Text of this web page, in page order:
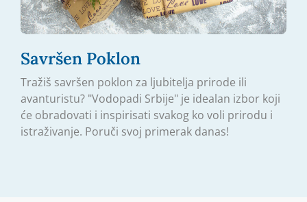
Savršen Poklon
Tražiš savršen poklon za ljubitelja prirode ili
avanturistu? "Vodopadi Srbije" je idealan izbor koji
će obradovati i inspirisati svakog ko voli prirodu i
istraživanje. Poruči svoj primerak danas!